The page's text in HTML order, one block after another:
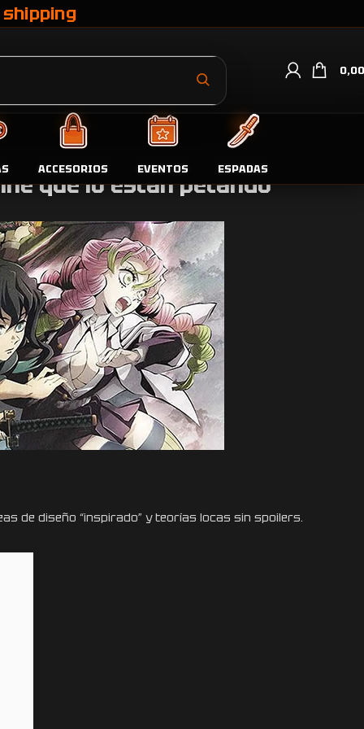
0,00
ACCESORIOS EVENTOS ESPADAS
que lo están petando
de diseño “inspirado” y teorías locas sin spoilers.